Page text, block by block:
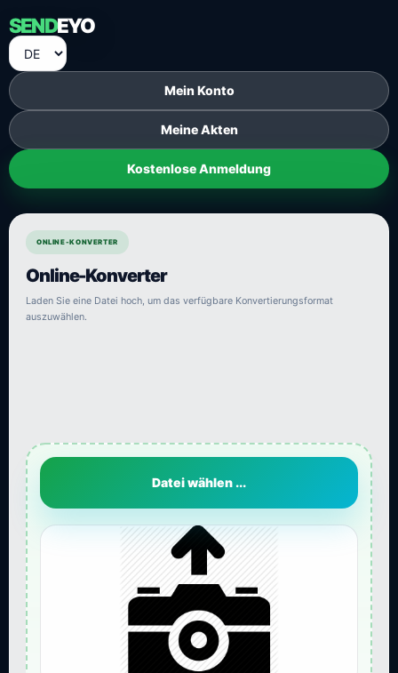
SENDEYO
Mein Konto
Meine Akten
Kostenlose Anmeldung
ONLINE-KONVERTER
Online-Konverter
Laden Sie eine Datei hoch, um das verfügbare Konvertierungsformat
auszuwählen.
Datei wählen ...